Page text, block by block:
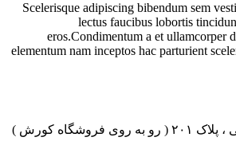
Scelerisque adipiscing bibendum sem
lectus faucibus lobortis
eros.Condimentum a et ullamcorper
elementum nam inceptos hac parturient
تهران سهروردی جنوبی ، پلاک ۲۰۱ ( رو به روی فروشگاه کورش )